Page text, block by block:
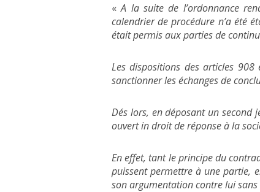
«A la suite de l’ordonnance
calendrier de procédure n’a été
était permis aux parties de
Les dispositions des articles
sanctionner les échanges de
Dés lors, en déposant un second
ouvert in droit de réponse à la
En effet, tant le principe du
puissent permettre à une partie,
son argumentation contre lui sans